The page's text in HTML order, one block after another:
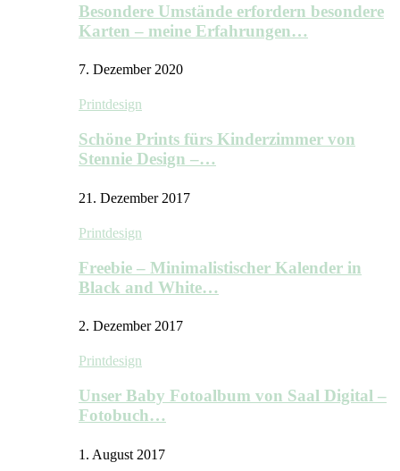
Besondere Umstände erfordern besondere
Karten – meine Erfahrungen…
7. Dezember 2020
Printdesign
Schöne Prints fürs Kinderzimmer von
Stennie Design –…
21. Dezember 2017
Printdesign
Freebie – Minimalistischer Kalender in
Black and White…
2. Dezember 2017
Printdesign
Unser Baby Fotoalbum von Saal Digital –
Fotobuch…
1. August 2017